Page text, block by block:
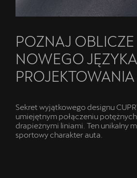
POZNAJ OBLICZE
NOWEGO JĘZYKA
Sekret wyjątkowego designu
umiejętnym połączeniu
drapieżnymi liniami. Ten unikalny
sportowy charakter auta.